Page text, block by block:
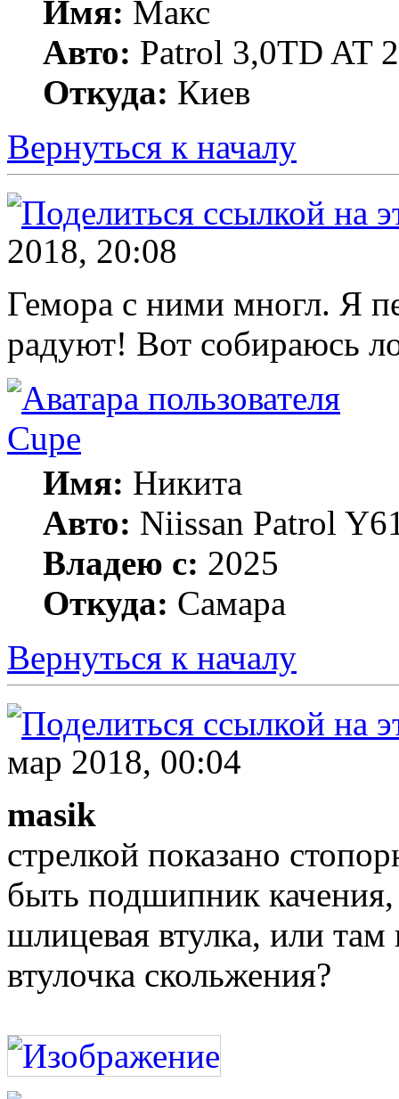
Имя: Макс
Авто: Patrol 3,0TD AT
Откуда: Киев
Вернуться к началу
2018, 20:08
Гемора с ними многл. Я
радуют! Вот собираюсь
Cupe
Имя: Никита
Авто: Niissan Patrol
Владею с: 2025
Откуда: Самара
Вернуться к началу
мар 2018, 00:04
masik
стрелкой показано
быть подшипник
шлицевая втулка, или
втулочка скольжения?